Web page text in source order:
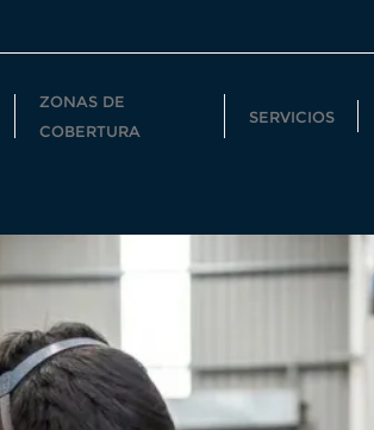
ZONAS DE
COBERTURA
SERVICIOS